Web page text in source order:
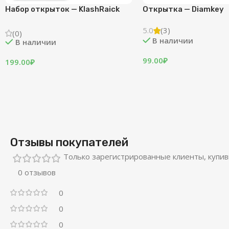
Набор открыток — KlashRaick
(0)
В наличии
199.00₽
Открытка — Diamkey
5.0
(3)
В наличии
99.00₽
Отзывы покупателей
0 отзывов
0
0
0
Только зарегистрированные клиенты,